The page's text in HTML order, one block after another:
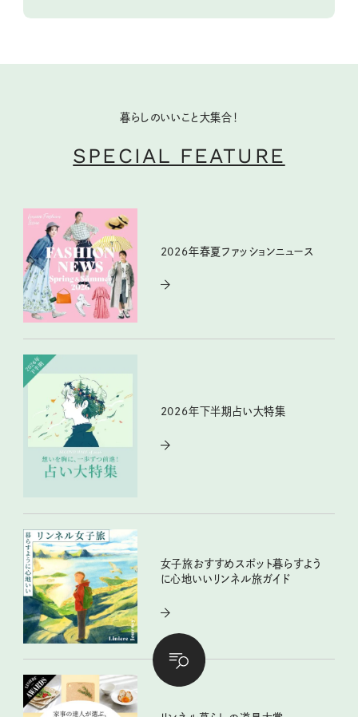
暮らしのいいこと大集合！
SPECIAL FEATURE
2026年春夏ファッションニュース
2026年下半期占い大特集
女子旅おすすめスポット暮らすよう
に心地いいリンネル旅ガイド